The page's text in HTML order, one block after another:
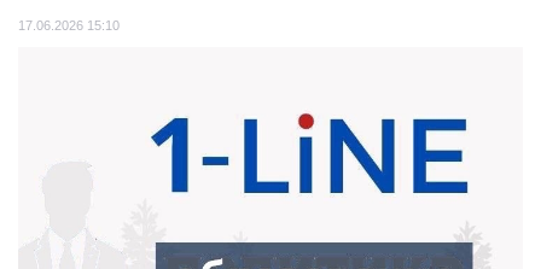
17.06.2026 15:10